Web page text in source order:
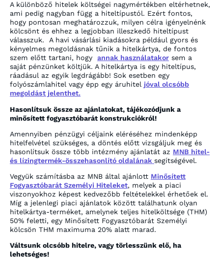
A különböző hitelek költségei nagymértékben eltérhetnek,
ami pedig nagyban függ a hiteltípustól. Ezért fontos,
hogy pontosan meghatározzuk, milyen célra igényelnénk
kölcsönt és ehhez a legjobban illeszkedő hiteltípust
válasszuk. A havi vásárlási kiadásokra például gyors és
kényelmes megoldásnak tűnik a hitelkártya, de fontos
szem előtt tartani, hogy annak használatakor sem a
saját pénzünket költjük. A hitelkártya is egy hiteltípus,
ráadásul az egyik legdrágább! Sok esetben egy
folyószámlahitel vagy épp egy áruhitel jóval olcsóbb
megoldást jelenthet.
Hasonlítsuk össze az ajánlatokat, tájékozódjunk a
minősített fogyasztóbarát konstrukciókról!
Amennyiben pénzügyi céljaink eléréséhez mindenképp
hitelfelvétel szükséges, a döntés előtt vizsgáljuk meg és
hasonlítsuk össze több intézmény ajánlatát az MNB hitel-
és lízingtermék-összehasonlító oldalának segítségével.
Vegyük számításba az MNB által ajánlott Minősített
Fogyasztóbarát Személyi Hiteleket, melyek a piaci
viszonyokhoz képest kedvezőbb feltételekkel érhetőek el.
Míg a jelenlegi piaci ajánlatok között találhatunk olyan
hitelkártya-terméket, amelynek teljes hitelköltsége (THM)
50% feletti, egy Minősített Fogyasztóbarát Személyi
kölcsön THM maximuma 20% alatt marad.
Váltsunk olcsóbb hitelre, vagy törlesszünk elő, ha
lehetséges!